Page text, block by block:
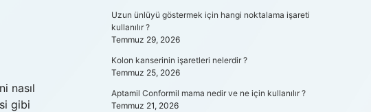
nasıl
gibi
Uzun ünlüyü göstermek için hangi noktalama işareti
kullanılır ?
Temmuz 29, 2026
Kolon kanserinin işaretleri nelerdir ?
Temmuz 25, 2026
Aptamil Conformil mama nedir ve ne için kullanılır ?
Temmuz 21, 2026